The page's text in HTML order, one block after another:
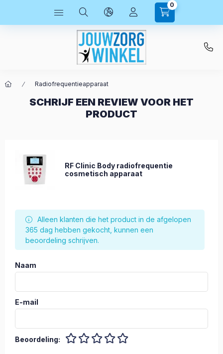
0
Radiofrequentieapparaat
SCHRIJF EEN REVIEW VOOR HET
PRODUCT
RF Clinic Body radiofrequentie
cosmetisch apparaat
Alleen klanten die het product in de afgelopen
365 dag hebben gekocht, kunnen een
beoordeling schrijven.
Naam
E-mail
Beoordeling: